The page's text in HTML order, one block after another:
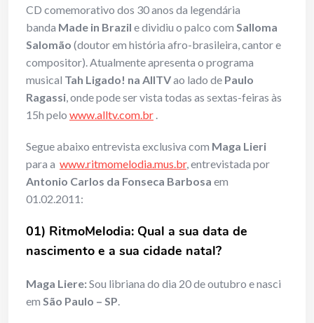
CD comemorativo dos 30 anos da legendária
banda Made in Brazil e dividiu o palco com Salloma
Salomão (doutor em história afro-brasileira, cantor e
compositor). Atualmente apresenta o programa
musical Tah Ligado! na AllTVao lado de Paulo
Ragassi, onde pode ser vista todas as sextas-feiras às
15h pelo www.alltv.com.br .
Segue abaixo entrevista exclusiva com Maga Lieri
para a www.ritmomelodia.mus.br, entrevistada por
Antonio Carlos da Fonseca Barbosa em
01.02.2011:
01) RitmoMelodia: Qual a sua data de
nascimento e a sua cidade natal?
Maga Liere:Sou libriana do dia 20 de outubro e nasci
em São Paulo – SP.